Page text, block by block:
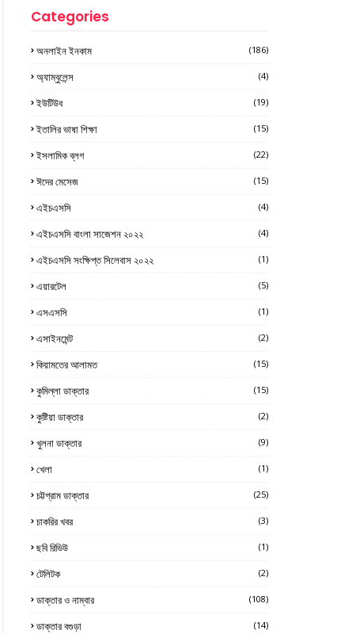
Categories
অনলাইন ইনকাম (186)
অ্যাম্বুলেন্স (4)
ইউটিউব (19)
ইতালির ভাষা শিক্ষা (15)
ইসলামিক ব্লগ (22)
ঈদের মেসেজ (15)
এইচএসসি (4)
এইচএসসি বাংলা সাজেশন ২০২২ (4)
এইচএসসি সংক্ষিপ্ত সিলেবাস ২০২২ (1)
এয়ারটেল (5)
এসএসসি (1)
এসাইনমেন্ট (2)
কিয়ামতের আলামত (15)
কুমিল্লা ডাক্তার (15)
কুষ্টিয়া ডাক্তার (2)
খুলনা ডাক্তার (9)
খেলা (1)
চট্টগ্রাম ডাক্তার (25)
চাকরির খবর (3)
ছবি রিভিউ (1)
টেলিটক (2)
ডাক্তার ও নাম্বার (108)
ডাক্তার বগুড়া (14)